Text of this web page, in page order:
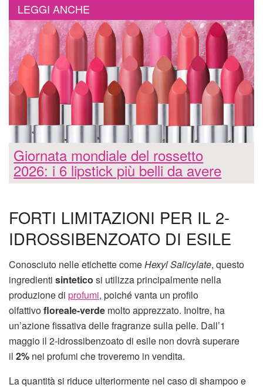
LEGGI ANCHE
Giornata mondiale del rossetto
2026: i 6 lipstick più belli da avere
FORTI LIMITAZIONI PER IL 2-
IDROSSIBENZOATO DI ESILE
Conosciuto nelle etichette comeHexyl Salicylate, questo
ingredienti sintetico si utilizza principalmente nella
produzione di profumi, poiché vanta un profilo
olfattivofloreale-verde molto apprezzato. Inoltre, ha
un’azione fissativa delle fragranze sulla pelle. Dall’1
maggio il 2-idrossibenzoato di esile non dovrà superare
il 2% nei profumi che troveremo in vendita.
La quantità si riduce ulteriormente nel caso di shampoo e